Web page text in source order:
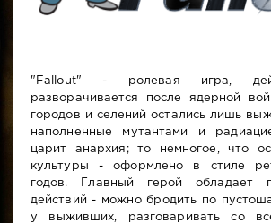
"Fallout" - ролевая игра,
разворачивается после ядерной
городов и селений остались лишь
наполненные мутантами и
царит анархия; то немногое, что
культуры - оформлено в стиле
годов. Главный герой обладает
действий - можно бродить по
у выживших, разговаривать со